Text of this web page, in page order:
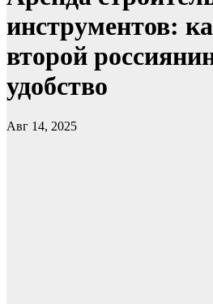
инструментов:
второй
удобство
Авг 14, 2025